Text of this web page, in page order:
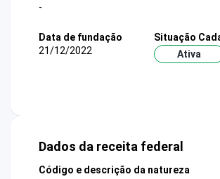
-
Data de fundação
21/12/2022
Situação
Ativa
Dados da receita federal
Código e descrição da natureza